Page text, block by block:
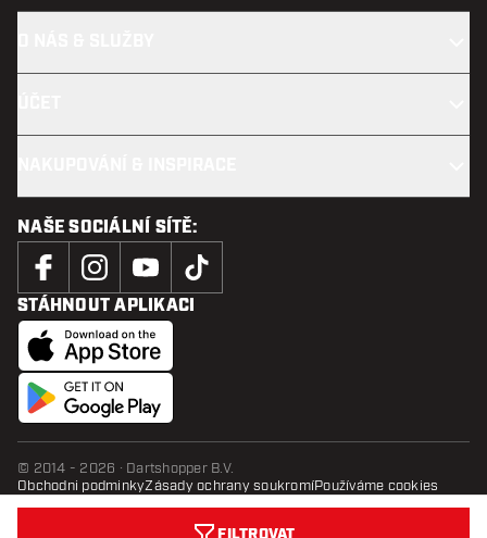
NAŠE SOCIÁLNÍ SÍTĚ:
STÁHNOUT APLIKACI
© 2014 - 2026 · Dartshopper B.V.
Obchodni podminkyZásady ochrany soukromíPoužíváme cookies